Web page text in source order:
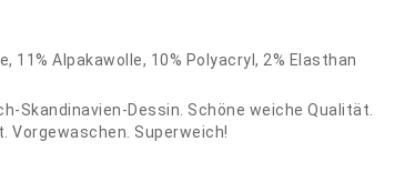
11% Alpakawolle, 10% Polyacryl, 2% Elasthan
Skandinavien-Dessin. Schöne weiche Qualität.
Vorgewaschen. Superweich!